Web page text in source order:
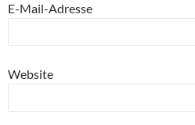
E-Mail-Adresse
Website